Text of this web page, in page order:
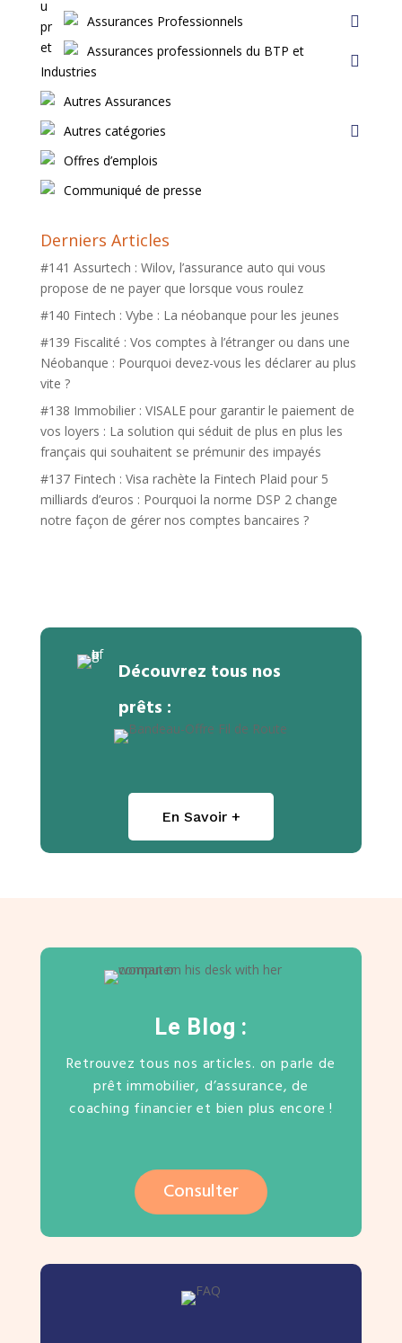
Assurances Professionnels
Assurances professionnels du BTP et
Industries
Autres Assurances
Autres catégories
Offres d’emplois
Communiqué de presse
Derniers Articles
#141 Assurtech : Wilov, l’assurance auto qui vous
propose de ne payer que lorsque vous roulez
#140 Fintech : Vybe : La néobanque pour les jeunes
#139 Fiscalité : Vos comptes à l’étranger ou dans une
Néobanque : Pourquoi devez-vous les déclarer au plus
vite ?
#138 Immobilier : VISALE pour garantir le paiement de
vos loyers : La solution qui séduit de plus en plus les
français qui souhaitent se prémunir des impayés
#137 Fintech : Visa rachète la Fintech Plaid pour 5
milliards d’euros : Pourquoi la norme DSP 2 change
notre façon de gérer nos comptes bancaires ?
Découvrez tous nos
prêts :
En Savoir +
Le Blog :
Retrouvez tous nos articles. on parle de
prêt immobilier, d’assurance, de
coaching financier et bien plus encore !
Consulter